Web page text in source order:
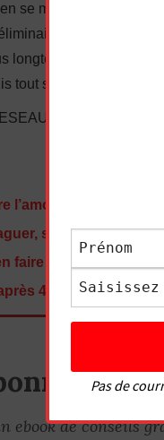
se masturber.
comment
longtemps, comment
tout sur comment bien
SOCIAUX :
l’amour à une femme
séduire et
faire l’amour à sa
40 ans
ebook de conseils
Pas de